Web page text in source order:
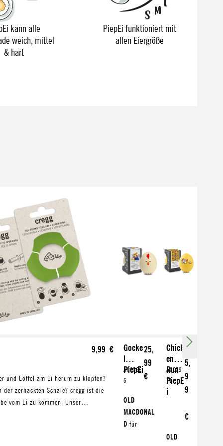
kann alle
weich, mittel
& hart
PiepEi funktioniert mit
allen Eiergröße
9,99 €
und Löffel am Ei herum zu klopfen?
der zerhackten Schale? cregg ist die
vom Ei zu kommen. Unser
Gocke
l
PiepEi
A00562
6
25,
99
€
OLD
MACDONAL
D für
Chick
en
Run
PiepE
i
A0059
71
2
5,
9
9
€
OLD